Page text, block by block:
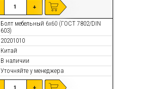
+
Болт мебельный 6х60 (ГОСТ 7802/DIN
603)
20201010
Китай
В наличии
Уточняйте у менеджера